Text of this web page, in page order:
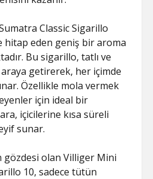
Classic Sigarillo
hitap eden geniş bir aroma
Bu sigarillo, tatlı ve
getirerek, her içimde
Özellikle mola vermek
için ideal bir
içicilerine kısa süreli
sunar.
gözdesi olan Villiger Mini
10, sadece tütün